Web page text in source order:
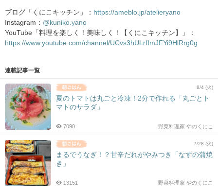
ブログ「くにこキッチン」： https://ameblo.jp/atelieryano
Instagram： @kuniko.yano
YouTube「料理を楽しく！美味しく！【くにこキッチン】」：
https://www.youtube.com/channel/UCvs3hULrfImJFYi9HlRrg0g
連載記事一覧
8/4 (火)
夏のトマトは丸ごと冷凍！2分で作れる「丸ごとト
マトのサラダ」
野菜料理家 やのくにこ
7090
7/28 (火)
まるでうなぎ！？甘辛だれがやみつき「なすの蒲焼
き」
野菜料理家 やのくにこ
13151